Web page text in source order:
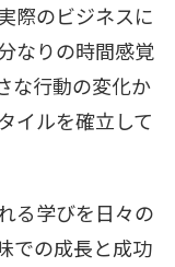
際のビジネスに
なりの時間感覚
な行動の変化か
イルを確立して
る学びを日々の
での成長と成功